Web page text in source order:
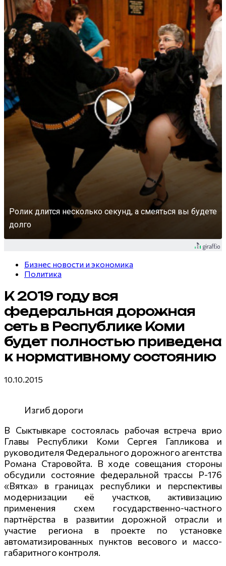
Ролик длится несколько секунд, а смеяться вы будете
долго
Бизнес новости и экономика
Политика
К 2019 году вся
федеральная дорожная
сеть в Республике Коми
будет полностью приведена
к нормативному состоянию
10.10.2015
Изгиб дороги
В Сыктывкаре состоялась рабочая встреча врио
Главы Республики Коми Сергея Гапликова и
руководителя Федерального дорожного агентства
Романа Старовойта. В ходе совещания стороны
обсудили состояние федеральной трассы Р-176
«Вятка» в границах республики и перспективы
модернизации её участков, активизацию
применения схем государственно-частного
партнёрства в развитии дорожной отрасли и
участие региона в проекте по установке
автоматизированных пунктов весового и массо-
габаритного контроля.